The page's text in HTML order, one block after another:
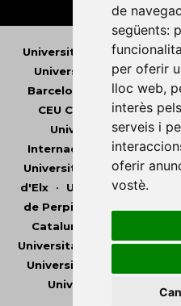
de
següents:
per oferir
lloc web,
interès
serveis i
oferir
vostè.
Universitat Abat Oliba CEU
Universitat d'Andorra•
Barcelona
Universitat
CEU Cardenal Herrera•
Universitat de les
Internacional de
Universitat de Lleida •
d'Elx• Universitat Oberta
de Perpinyà Via Domitia
Catalunya
Universitat
Universitat Pompeu Fabra
Universitat Rovira i Virgili
Universitat de València